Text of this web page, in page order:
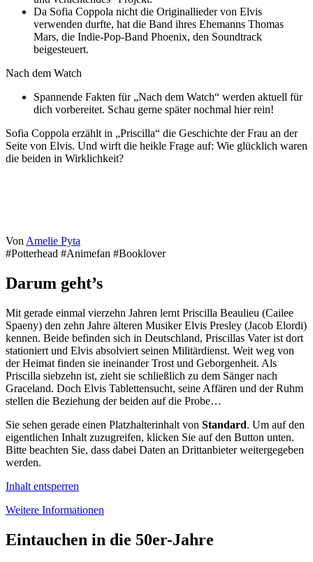
Da Sofia Coppola nicht die Originallieder von Elvis
verwenden durfte, hat die Band ihres Ehemanns Thomas
Mars, die Indie-Pop-Band Phoenix, den Soundtrack
beigesteuert.
Nach dem Watch
Spannende Fakten für „Nach dem Watch“ werden aktuell für
dich vorbereitet. Schau gerne später nochmal hier rein!
Sofia Coppola erzählt in „Priscilla“ die Geschichte der Frau an der
Seite von Elvis. Und wirft die heikle Frage auf: Wie glücklich waren
die beiden in Wirklichkeit?
Von Amelie Pyta
#Potterhead #Animefan #Booklover
Darum geht’s
Mit gerade einmal vierzehn Jahren lernt Priscilla Beaulieu (Cailee
Spaeny) den zehn Jahre älteren Musiker Elvis Presley (Jacob Elordi)
kennen. Beide befinden sich in Deutschland, Priscillas Vater ist dort
stationiert und Elvis absolviert seinen Militärdienst. Weit weg von
der Heimat finden sie ineinander Trost und Geborgenheit. Als
Priscilla siebzehn ist, zieht sie schließlich zu dem Sänger nach
Graceland. Doch Elvis Tablettensucht, seine Affären und der Ruhm
stellen die Beziehung der beiden auf die Probe…
Sie sehen gerade einen Platzhalterinhalt von Standard. Um auf den
eigentlichen Inhalt zuzugreifen, klicken Sie auf den Button unten.
Bitte beachten Sie, dass dabei Daten an Drittanbieter weitergegeben
werden.
Inhalt entsperren
Weitere Informationen
Eintauchen in die 50er-Jahre